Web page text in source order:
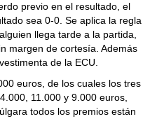
previo en el resultado, el
sea 0-0. Se aplica la regla
llega tarde a la partida,
margen de cortesía. Además
de la ECU.
euros, de los cuales los tres
11.000 y 9.000 euros,
todos los premios están